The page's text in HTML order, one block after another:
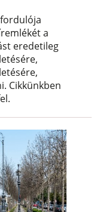
a
eredetileg
Cikkünkben